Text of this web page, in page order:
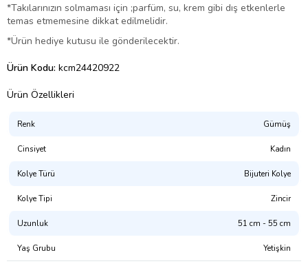
*Takılarınızın solmaması için ;parfüm, su, krem gibi dış etkenlerle
temas etmemesine dikkat edilmelidir.
*Ürün hediye kutusu ile gönderilecektir.
Ürün Kodu: kcm24420922
Ürün Özellikleri
Renk Gümüş
Cinsiyet Kadın
Kolye Türü Bijuteri Kolye
Kolye Tipi Zincir
Uzunluk 51 cm - 55 cm
Yaş Grubu Yetişkin